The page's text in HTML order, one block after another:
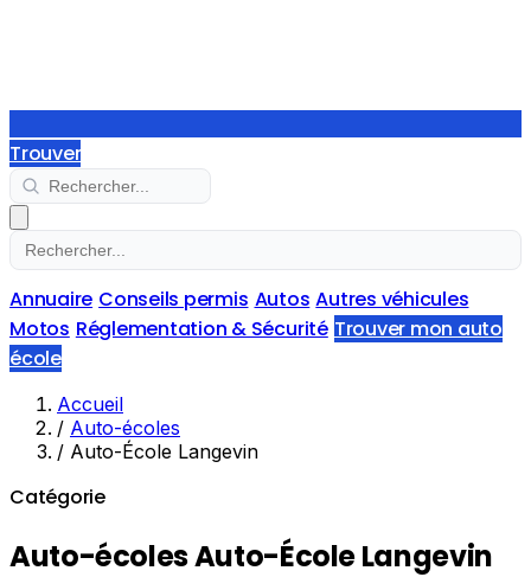
Trouver
Annuaire Conseils permis Autos Autres véhicules
Motos Réglementation & Sécurité Trouver mon auto
école
Accueil
/ Auto-écoles
/ Auto-École Langevin
Catégorie
Auto-écoles Auto-École Langevin